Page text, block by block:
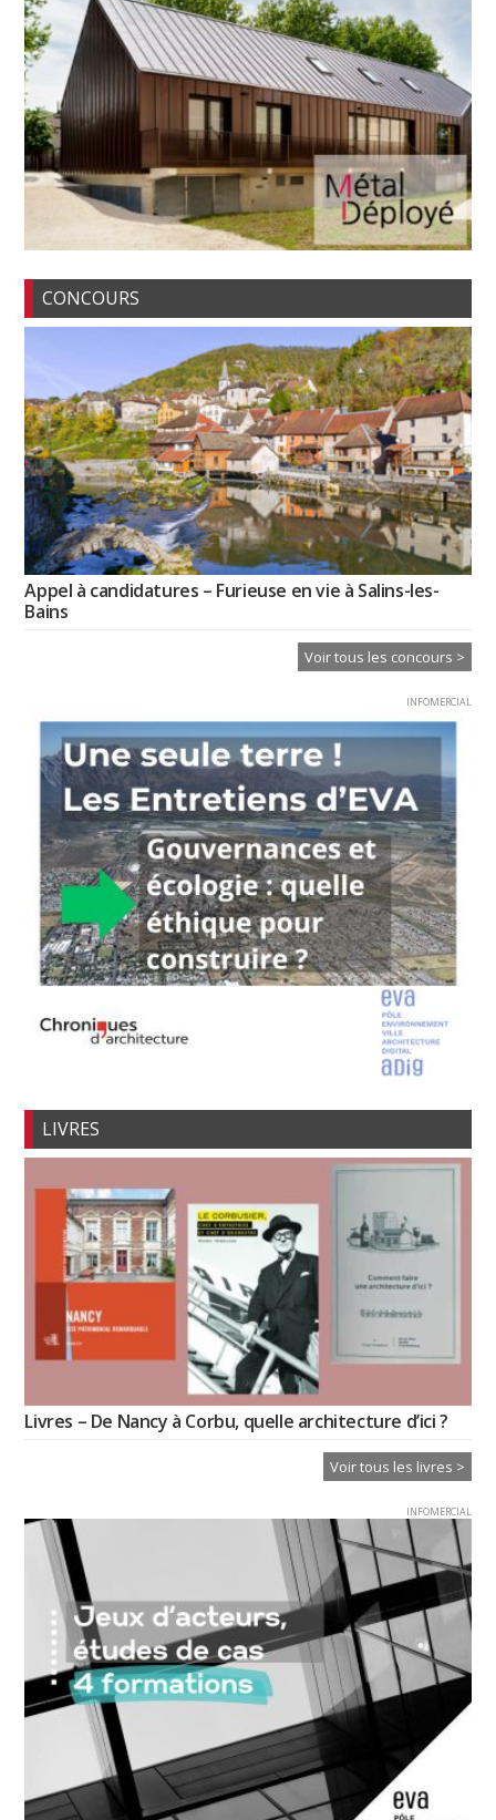
CONCOURS
Appel à candidatures – Furieuse en vie à Salins-les-
Bains
Voir tous les concours >
INFOMERCIAL
LIVRES
Livres – De Nancy à Corbu, quelle architecture d’ici ?
Voir tous les livres >
INFOMERCIAL